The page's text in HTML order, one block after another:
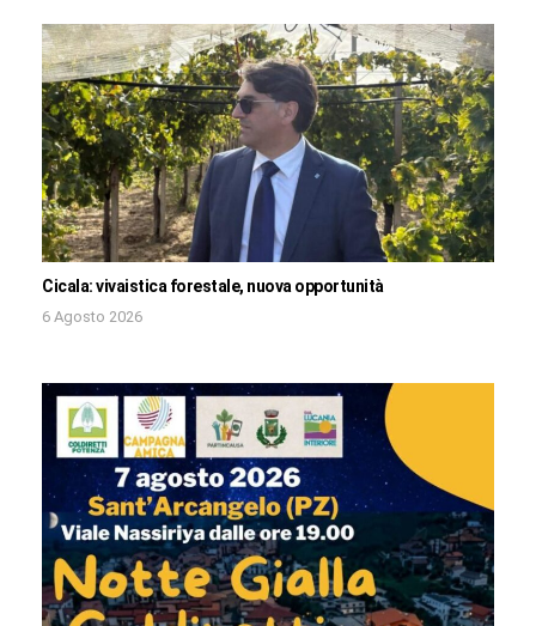
Cicala: vivaistica forestale, nuova opportunità
6 Agosto 2026